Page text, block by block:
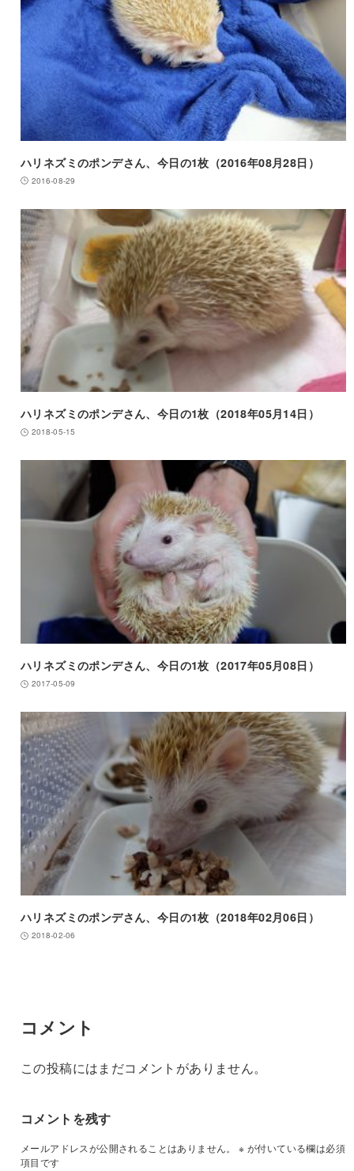
ハリネズミのポンデさん、今日の1枚（2016年08月28日）
2016-08-29
ハリネズミのポンデさん、今日の1枚（2018年05月14日）
2018-05-15
ハリネズミのポンデさん、今日の1枚（2017年05月08日）
2017-05-09
ハリネズミのポンデさん、今日の1枚（2018年02月06日）
2018-02-06
コメント
この投稿にはまだコメントがありません。
コメントを残す
メールアドレスが公開されることはありません。 ※ が付いている欄は必須
項目です